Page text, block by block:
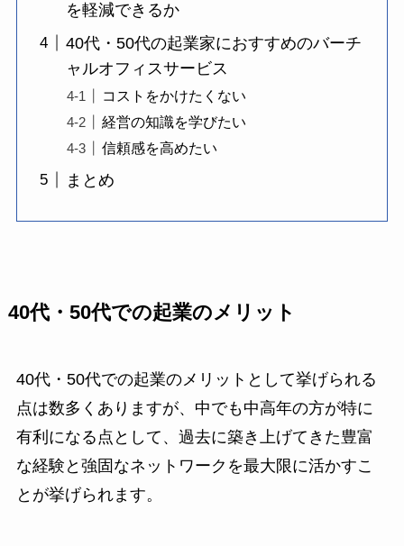
を軽減できるか
40代・50代の起業家におすすめのバーチ
ャルオフィスサービス
コストをかけたくない
経営の知識を学びたい
信頼感を高めたい
まとめ
40代・50代での起業のメリット
40代・50代での起業のメリットとして挙げられる
点は数多くありますが、中でも中高年の方が特に
有利になる点として、過去に築き上げてきた豊富
な経験と強固なネットワークを最大限に活かすこ
とが挙げられます。